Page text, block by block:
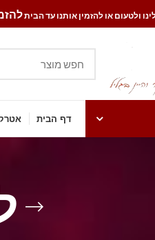
ולטעום או להזמין אותנו עד הביתלהזמנות
דף הבית